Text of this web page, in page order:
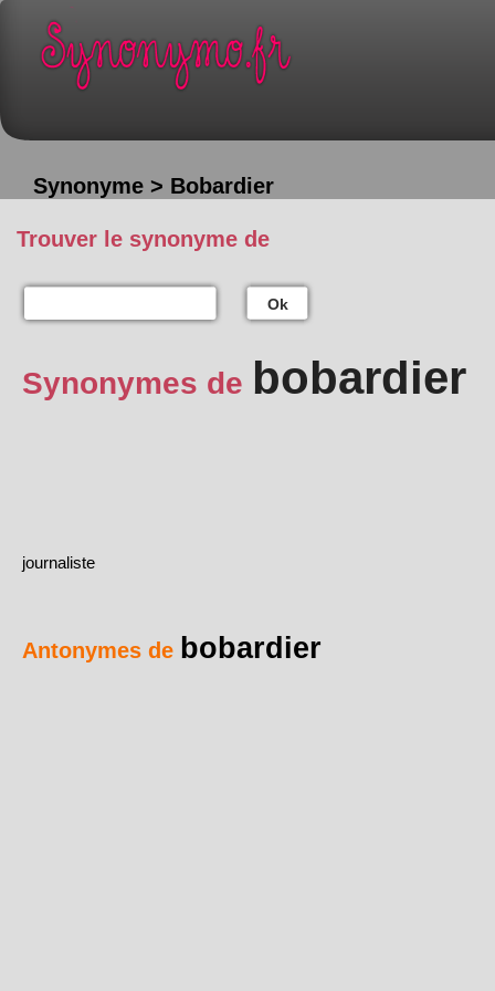
Synonyme > Bobardier
Trouver le synonyme de
Ok
Synonymes de bobardier
journaliste
Antonymes de bobardier